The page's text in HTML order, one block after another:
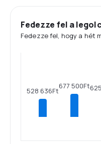
Fedezze fel a
Fedezze fel, hogy a hét
528 636Ft
677 500Ft